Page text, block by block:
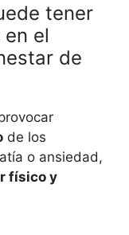
tener
el
de
de los
o ansiedad,
físico y